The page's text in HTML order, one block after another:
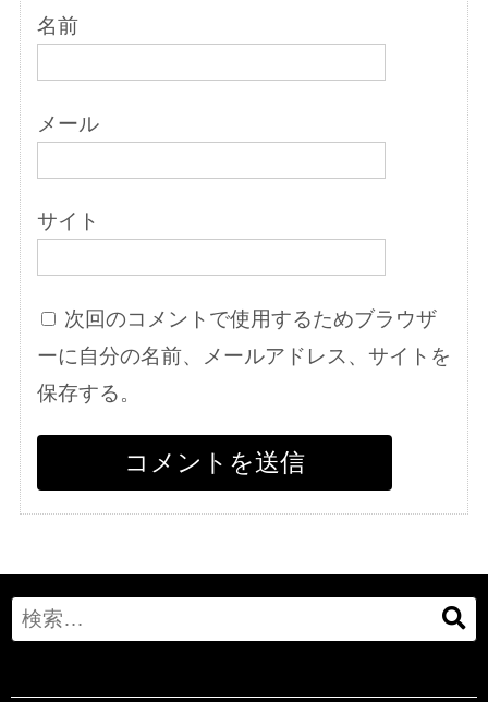
名前
メール
サイト
次回のコメントで使用するためブラウザ
ーに自分の名前、メールアドレス、サイトを
保存する。
Search
for: